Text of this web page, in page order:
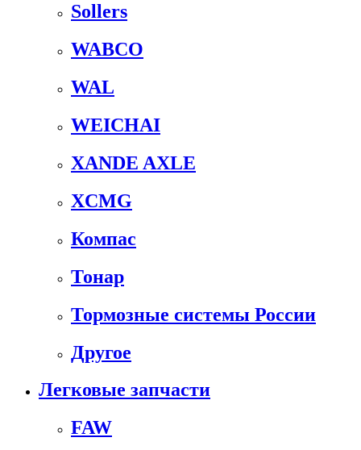
Sollers
WABCO
WAL
WEICHAI
XANDE AXLE
XCMG
Компас
Тонар
Тормозные системы России
Другое
Легковые запчасти
FAW